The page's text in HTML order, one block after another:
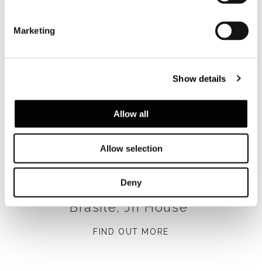
Marketing
Show details
Allow all
Allow selection
Deny
Brasile, Jn House
FIND OUT MORE